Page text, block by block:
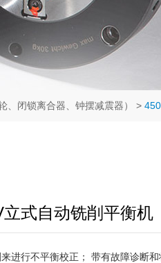
、闭锁离合器、钟摆减震器） >
立式自动铣削平衡机
进行不平衡校正； 带有故障诊断